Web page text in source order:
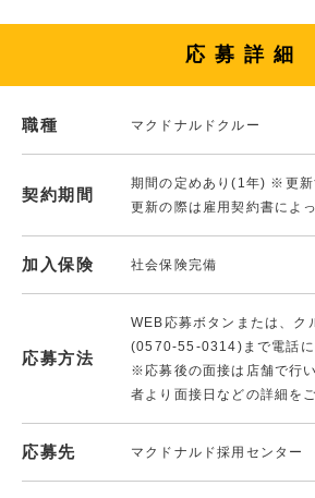
応募詳細
職種 マクドナルドクルー
契約期間
期間の定めあり(1年) ※更新
更新の際は雇用契約書によ
加入保険 社会保険完備
応募方法
WEB応募ボタンまたは、ク
(0570-55-0314)まで電話に
※応募後の面接は店舗で行
者より面接日などの詳細を
応募先 マクドナルド採用センター